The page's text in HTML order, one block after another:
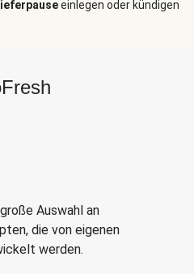
einlegen oder kündigen
Auswahl an
die von eigenen
werden.